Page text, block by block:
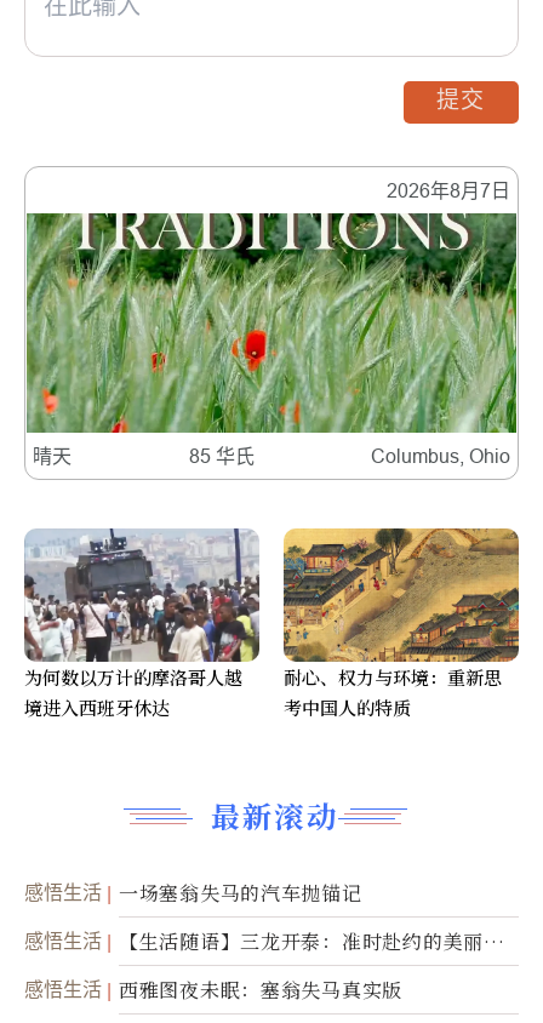
2026年8月7日
晴天 85 华氏 Columbus, Ohio
最新滚动
感悟生活 一场塞翁失马的汽车抛锚记
感悟生活
【生活随语】三龙开泰：准时赴约的美丽震
撼
感悟生活 西雅图夜未眠：塞翁失马真实版
提交
为何数以万计的摩洛哥人越
境进入西班牙休达
耐心、权力与环境：重新思
考中国人的特质